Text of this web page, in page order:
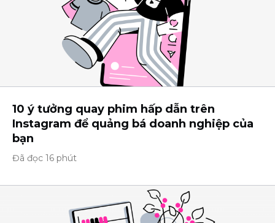
10 ý tưởng quay phim hấp dẫn trên
Instagram để quảng bá doanh nghiệp của
bạn
Đã đọc 16 phút